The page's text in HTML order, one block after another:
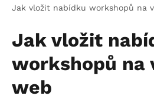
Jak vložit nabídku workshopů na
Jak vložit
workshopů na
web